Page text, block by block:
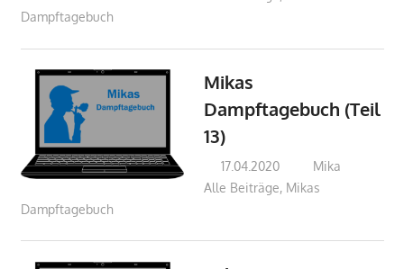
Dampftagebuch
Mikas
Dampftagebuch (Teil
13)
17.04.2020
Mika
Alle Beiträge, Mikas
Dampftagebuch